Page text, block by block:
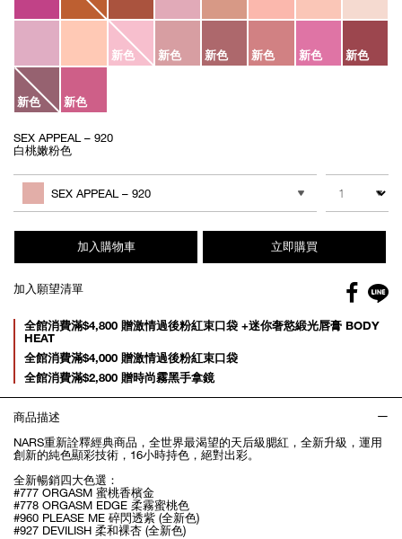
新色 新色 新色 新色 新色 新色
新色 新色
SEX APPEAL – 920
白桃嫩粉色
to
cart
Actions
其他色系
SEX APPEAL – 920
數量
加入購物車 立即購買
加入願望清單
Promotions
全館消費滿$4,800 贈激情過後粉紅束口袋 +迷你奢慾緞光唇膏 BODY
HEAT
全館消費滿$4,000 贈激情過後粉紅束口袋
全館消費滿$2,800 贈時尚霧黑手拿鏡
商品描述
NARS重新詮釋經典商品，全世界最渴望的天后級腮紅，全新升級，運用
創新的純色顯彩技術，16小時持色，絕對出彩。
全新暢銷四大色選：
#777 ORGASM 蜜桃香檳金
#778 ORGASM EDGE 柔霧蜜桃色
#960 PLEASE ME 碎閃透紫 (全新色)
#927 DEVILISH 柔和裸杏 (全新色)